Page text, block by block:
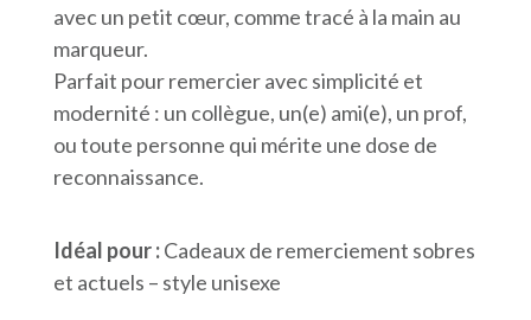
avec un petit cœur, comme tracé à la main au
marqueur.
Parfait pour remercier avec simplicité et
modernité : un collègue, un(e) ami(e), un prof,
ou toute personne qui mérite une dose de
reconnaissance.
Idéal pour :Cadeaux de remerciement sobres
et actuels – style unisexe